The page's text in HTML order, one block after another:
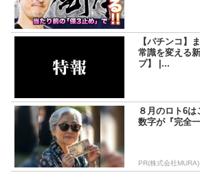
【パチンコ】
常識を変える
プ】 |...
８月のロト6
数字が『完全
PR(株式会社MURA)